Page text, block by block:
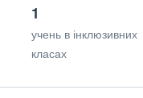
1
учень в інклюзивних
класах